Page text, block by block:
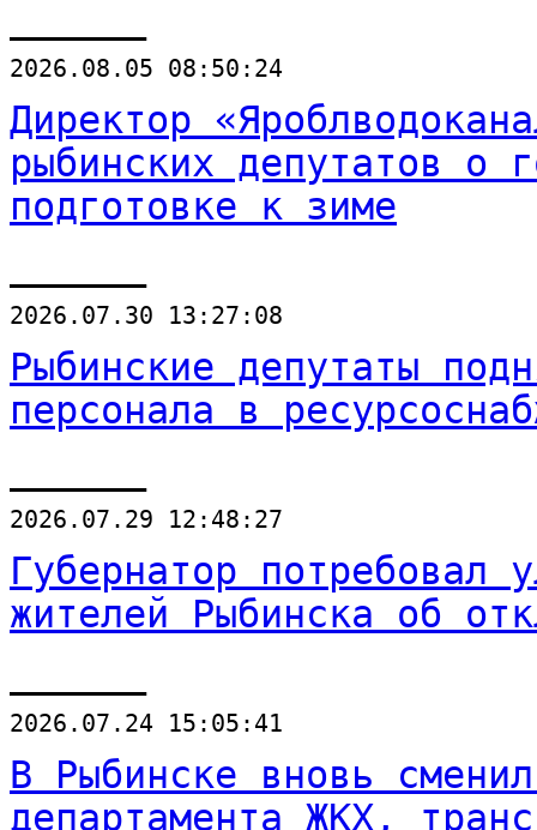
2026.08.05 08:50:24
Директор
рыбинских депутатов о
подготовке к зиме
2026.07.30 13:27:08
Рыбинские депутаты
персонала в
2026.07.29 12:48:27
Губернатор потребовал
жителей Рыбинска об
2026.07.24 15:05:41
В Рыбинске вновь
департамента ЖКХ,